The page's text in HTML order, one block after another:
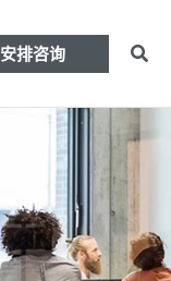
安排咨询